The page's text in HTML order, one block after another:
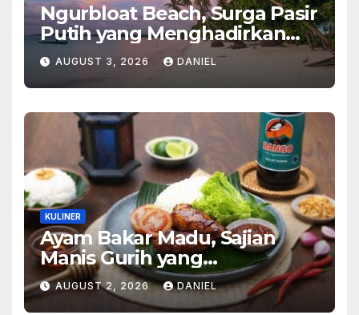
Ngurbloat Beach, Surga Pasir
Putih yang Menghadirkan
Ketenangan dan Pesona
Alam Tak Terlupakan
AUGUST 3, 2026 DANIEL
KULINER
Ayam Bakar Madu, Sajian
Manis Gurih yang
Menghangatkan Suasana
Makan
AUGUST 2, 2026 DANIEL